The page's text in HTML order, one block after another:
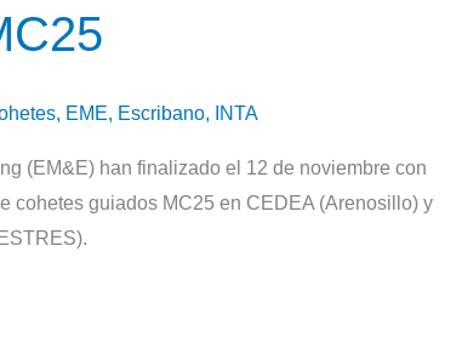
, EME, Escribano, INTA
(EM&E) han finalizado el 12 de noviembre con
cohetes guiados MC25 en CEDEA (Arenosillo) y